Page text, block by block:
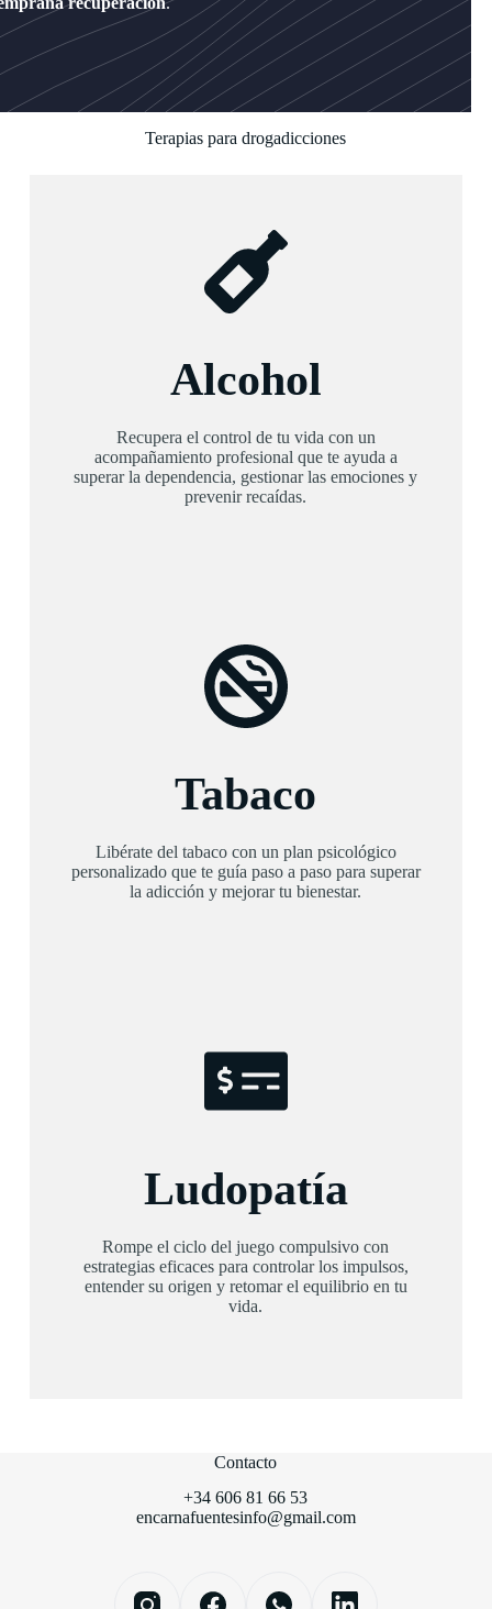
Terapias para drogadicciones
Alcohol
Recupera el control de tu vida con un
acompañamiento profesional que te ayuda a
superar la dependencia, gestionar las emociones y
prevenir recaídas.
Tabaco
Libérate del tabaco con un plan psicológico
personalizado que te guía paso a paso para superar
la adicción y mejorar tu bienestar.
Ludopatía
Rompe el ciclo del juego compulsivo con
estrategias eficaces para controlar los impulsos,
entender su origen y retomar el equilibrio en tu
vida.
Contacto
+34 606 81 66 53
encarnafuentesinfo@gmail.com